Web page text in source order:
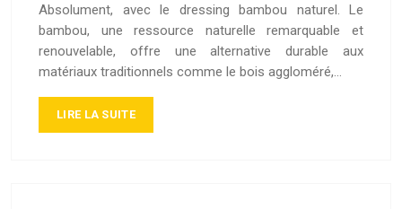
Absolument, avec le dressing bambou naturel. Le
bambou, une ressource naturelle remarquable et
renouvelable, offre une alternative durable aux
matériaux traditionnels comme le bois aggloméré,…
LIRE LA SUITE